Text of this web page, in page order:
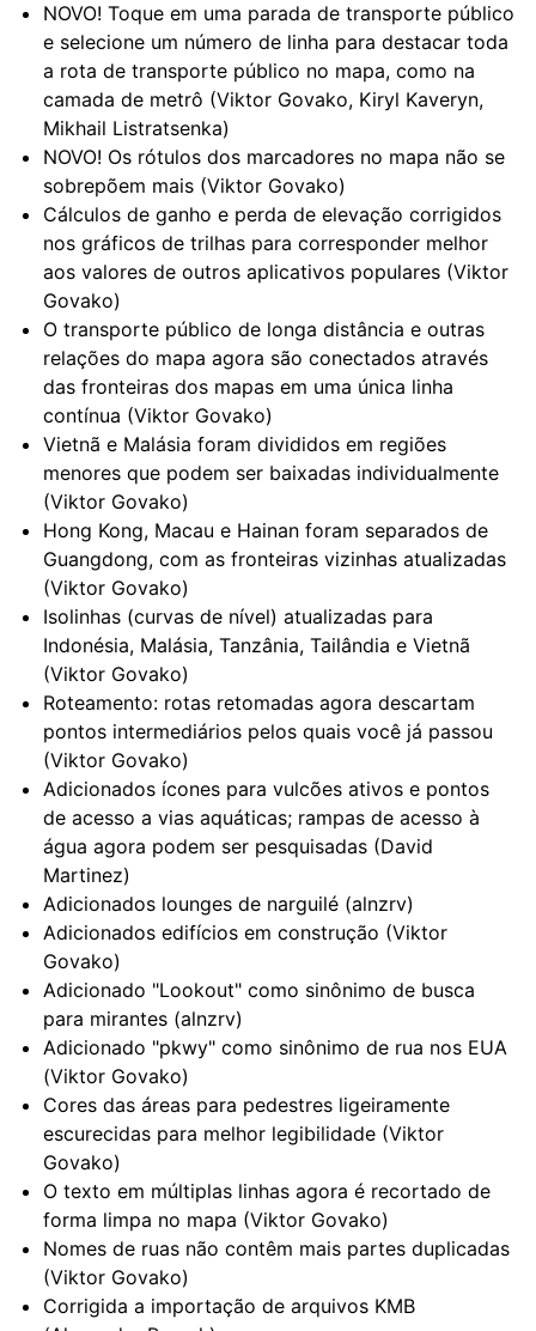
NOVO! Toque em uma parada de transporte público
e selecione um número de linha para destacar toda
a rota de transporte público no mapa, como na
camada de metrô (Viktor Govako, Kiryl Kaveryn,
Mikhail Listratsenka)
NOVO! Os rótulos dos marcadores no mapa não se
sobrepõem mais (Viktor Govako)
Cálculos de ganho e perda de elevação corrigidos
nos gráficos de trilhas para corresponder melhor
aos valores de outros aplicativos populares (Viktor
Govako)
O transporte público de longa distância e outras
relações do mapa agora são conectados através
das fronteiras dos mapas em uma única linha
contínua (Viktor Govako)
Vietnã e Malásia foram divididos em regiões
menores que podem ser baixadas individualmente
(Viktor Govako)
Hong Kong, Macau e Hainan foram separados de
Guangdong, com as fronteiras vizinhas atualizadas
(Viktor Govako)
Isolinhas (curvas de nível) atualizadas para
Indonésia, Malásia, Tanzânia, Tailândia e Vietnã
(Viktor Govako)
Roteamento: rotas retomadas agora descartam
pontos intermediários pelos quais você já passou
(Viktor Govako)
Adicionados ícones para vulcões ativos e pontos
de acesso a vias aquáticas; rampas de acesso à
água agora podem ser pesquisadas (David
Martinez)
Adicionados lounges de narguilé (alnzrv)
Adicionados edifícios em construção (Viktor
Govako)
Adicionado "Lookout" como sinônimo de busca
para mirantes (alnzrv)
Adicionado "pkwy" como sinônimo de rua nos EUA
(Viktor Govako)
Cores das áreas para pedestres ligeiramente
escurecidas para melhor legibilidade (Viktor
Govako)
O texto em múltiplas linhas agora é recortado de
forma limpa no mapa (Viktor Govako)
Nomes de ruas não contêm mais partes duplicadas
(Viktor Govako)
Corrigida a importação de arquivos KMB